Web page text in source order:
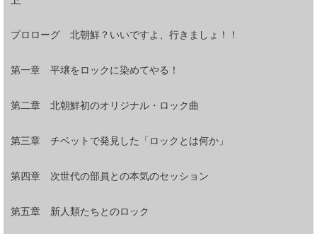
プロローグ 北朝鮮？いいですよ、行きましょ！！
第一章 平壌をロックに染めてやる！
第二章 北朝鮮初のオリジナル・ロック曲
第三章 チベットで発見した「ロックとは何か」
第四章 次世代の部員との本気のセッション
第五章 新人類たちとのロック